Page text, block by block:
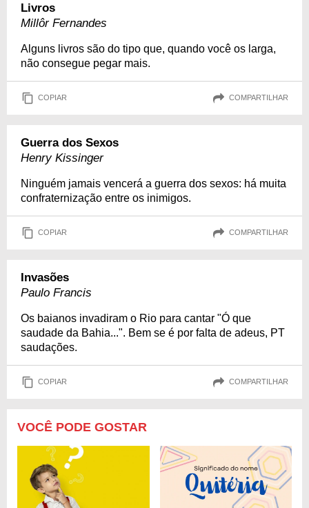
Livros
Millôr Fernandes
Alguns livros são do tipo que, quando você os larga,
não consegue pegar mais.
COPIAR COMPARTILHAR
Guerra dos Sexos
Henry Kissinger
Ninguém jamais vencerá a guerra dos sexos: há muita
confraternização entre os inimigos.
COPIAR COMPARTILHAR
Invasões
Paulo Francis
Os baianos invadiram o Rio para cantar "Ó que
saudade da Bahia...". Bem se é por falta de adeus, PT
saudações.
COPIAR COMPARTILHAR
VOCÊ PODE GOSTAR